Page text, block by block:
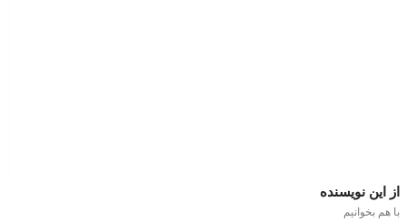
از این نویسنده
با هم بخوانیم